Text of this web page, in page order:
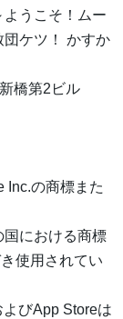
ようこそ！ムー
団ケツ！ かすか
橋第2ビル
Inc.の商標また
における商標
使用されてい
びApp Storeは